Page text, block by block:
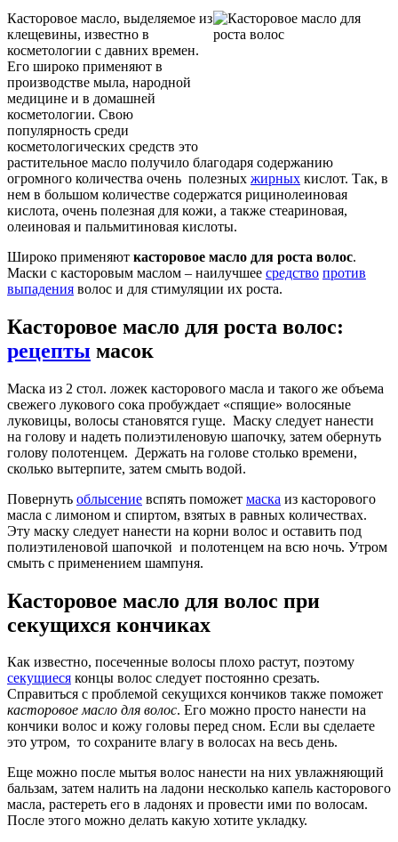
Касторовое масло, выделяемое из
клещевины, известно в
косметологии с давних времен.
Его широко применяют в
производстве мыла, народной
медицине и в домашней
косметологии. Свою
популярность среди
косметологических средств это
растительное масло получило благодаря содержанию
огромного количества очень полезных жирных кислот. Так, в
нем в большом количестве содержатся рицинолеиновая
кислота, очень полезная для кожи, а также стеариновая,
олеиновая и пальмитиновая кислоты.
Широко применяют касторовое масло для роста волос.
Маски с касторовым маслом – наилучшее средство против
выпадения волос и для стимуляции их роста.
Касторовое масло для роста волос:
рецепты масок
Маска из 2 стол. ложек касторового масла и такого же объема
свежего лукового сока пробуждает «спящие» волосяные
луковицы, волосы становятся гуще. Маску следует нанести
на голову и надеть полиэтиленовую шапочку, затем обернуть
голову полотенцем. Держать на голове столько времени,
сколько вытерпите, затем смыть водой.
Повернуть облысение вспять поможет маска из касторового
масла с лимоном и спиртом, взятых в равных количествах.
Эту маску следует нанести на корни волос и оставить под
полиэтиленовой шапочкой и полотенцем на всю ночь. Утром
смыть с применением шампуня.
Касторовое масло для волос при
секущихся кончиках
Как известно, посеченные волосы плохо растут, поэтому
секущиеся концы волос следует постоянно срезать.
Справиться с проблемой секущихся кончиков также поможет
касторовое масло для волос. Его можно просто нанести на
кончики волос и кожу головы перед сном. Если вы сделаете
это утром, то сохраните влагу в волосах на весь день.
Еще можно после мытья волос нанести на них увлажняющий
бальзам, затем налить на ладони несколько капель касторового
масла, растереть его в ладонях и провести ими по волосам.
После этого можно делать какую хотите укладку.